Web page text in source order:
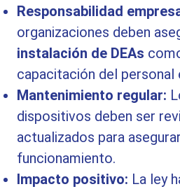
Responsabilidad
organizaciones deben
instalación de DEAs
capacitación del personal
Mantenimiento regular:
dispositivos deben ser
actualizados para
funcionamiento.
Impacto positivo: La ley